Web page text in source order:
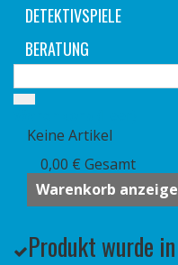
DETEKTIVSPIELE
BERATUNG
Keine Artikel
0,00 € Gesamt
Warenkorb
Produkt wurde